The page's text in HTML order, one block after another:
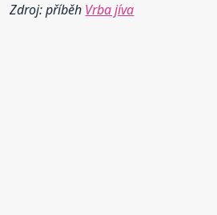
Zdroj: příběh Vrba jíva